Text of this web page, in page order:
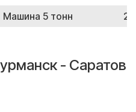
Машина 5 тонн
- Саратов